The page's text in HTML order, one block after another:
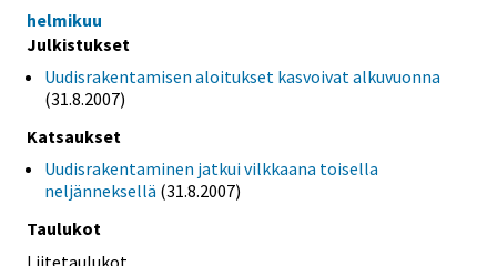
helmikuu
Julkistukset
Uudisrakentamisen aloitukset kasvoivat alkuvuonna
(31.8.2007)
Katsaukset
Uudisrakentaminen jatkui vilkkaana toisella
neljänneksellä (31.8.2007)
Taulukot
Liitetaulukot